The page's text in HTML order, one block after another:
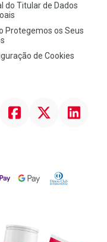
do Titular de Dados
Protegemos os Seus
de Cookies
FacebookTwitter Linkedin
Google PayDiners Club